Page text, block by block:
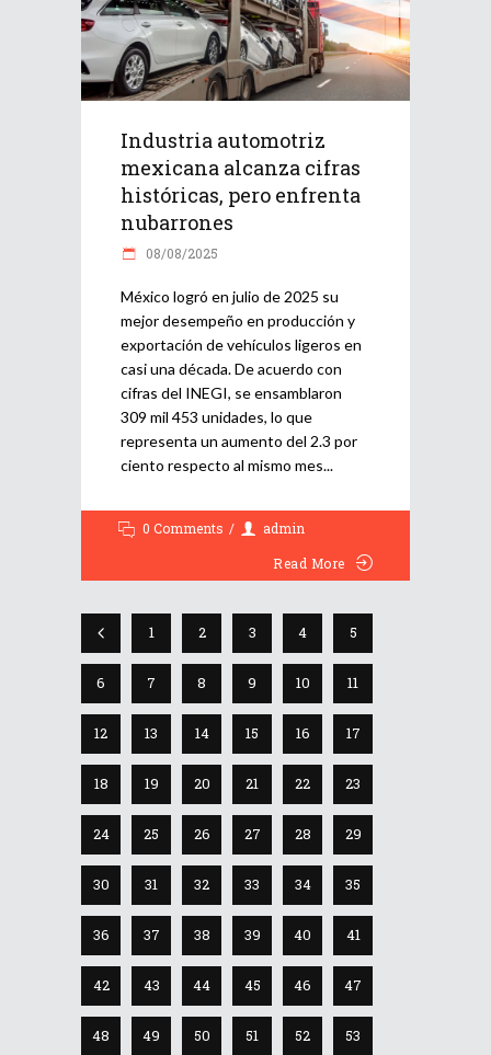
Industria automotriz
mexicana alcanza cifras
históricas, pero enfrenta
nubarrones
08/08/2025
México logró en julio de 2025 su
mejor desempeño en producción y
exportación de vehículos ligeros en
casi una década. De acuerdo con
cifras del INEGI, se ensamblaron
309 mil 453 unidades, lo que
representa un aumento del 2.3 por
ciento respecto al mismo mes
0 Comments
admin
Read More
1 2 3 4 5
6 7 8 9 10 11
12 13 14 15 16 17
18 19 20 21 22 23
24 25 26 27 28 29
30 31 32 33 34 35
36 37 38 39 40 41
42 43 44 45 46 47
48 49 50 51 52 53